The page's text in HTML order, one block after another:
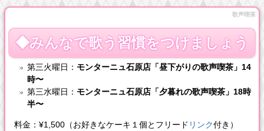
歌声喫茶
◆みんなで歌う習慣をつけましょう
第三火曜日： モンターニュ石原店「昼下がりの歌声喫茶」14
時〜
第三水曜日： モンターニュ石原店「夕暮れの歌声喫茶」18時
半〜
料金：¥1,500（お好きなケーキ１個とフリード リンク付き）